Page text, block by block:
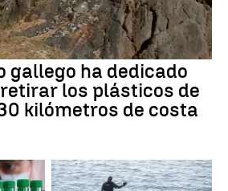
gallego ha dedicado
los plásticos de
kilómetros de costa